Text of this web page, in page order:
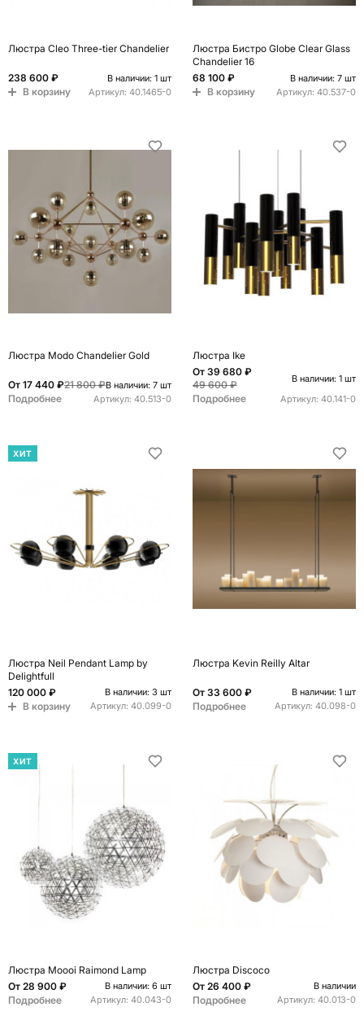
Люстра Cleo Three-tier Chandelier
238 600 ₽ В наличии: 1 шт
В корзину Артикул: 40.1465-0
Люстра Бистро Globe Clear Glass
Chandelier 16
68 100 ₽
В наличии: 7 шт
В корзину Артикул: 40.537-0
Люстра Modo Chandelier Gold
От 17 440 ₽21 800 ₽В наличии: 7 шт
Подробнее Артикул: 40.513-0
Люстра Ike
От 39 680 ₽
49 600 ₽
В наличии: 1 шт
Подробнее Артикул: 40.141-0
ХИТ
Люстра Neil Pendant Lamp by
Delightfull
120 000 ₽
В наличии: 3 шт
В корзину Артикул: 40.099-0
Люстра Kevin Reilly Altar
От 33 600 ₽ В наличии: 1 шт
Подробнее Артикул: 40.098-0
ХИТ
Люстра Moooi Raimond Lamp
От 28 900 ₽ В наличии: 6 шт
Подробнее Артикул: 40.043-0
Люстра Discoco
От 26 400 ₽ В наличии
Подробнее Артикул: 40.013-0